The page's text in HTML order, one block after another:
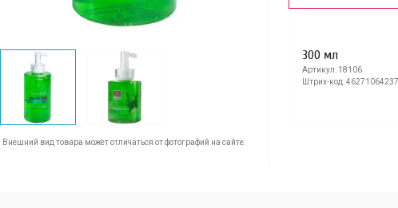
Внешний вид товара может отличаться от фотографий на сайте.
300 мл
Артикул: 18106
Штрих-код: